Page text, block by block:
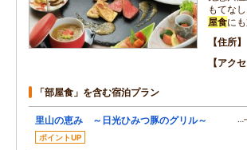
もてな
屋食に
住所
アク
「部屋食」を含む宿泊プラン
里山の恵み ～日光ひみつ豚のグリル～
ポイントUP